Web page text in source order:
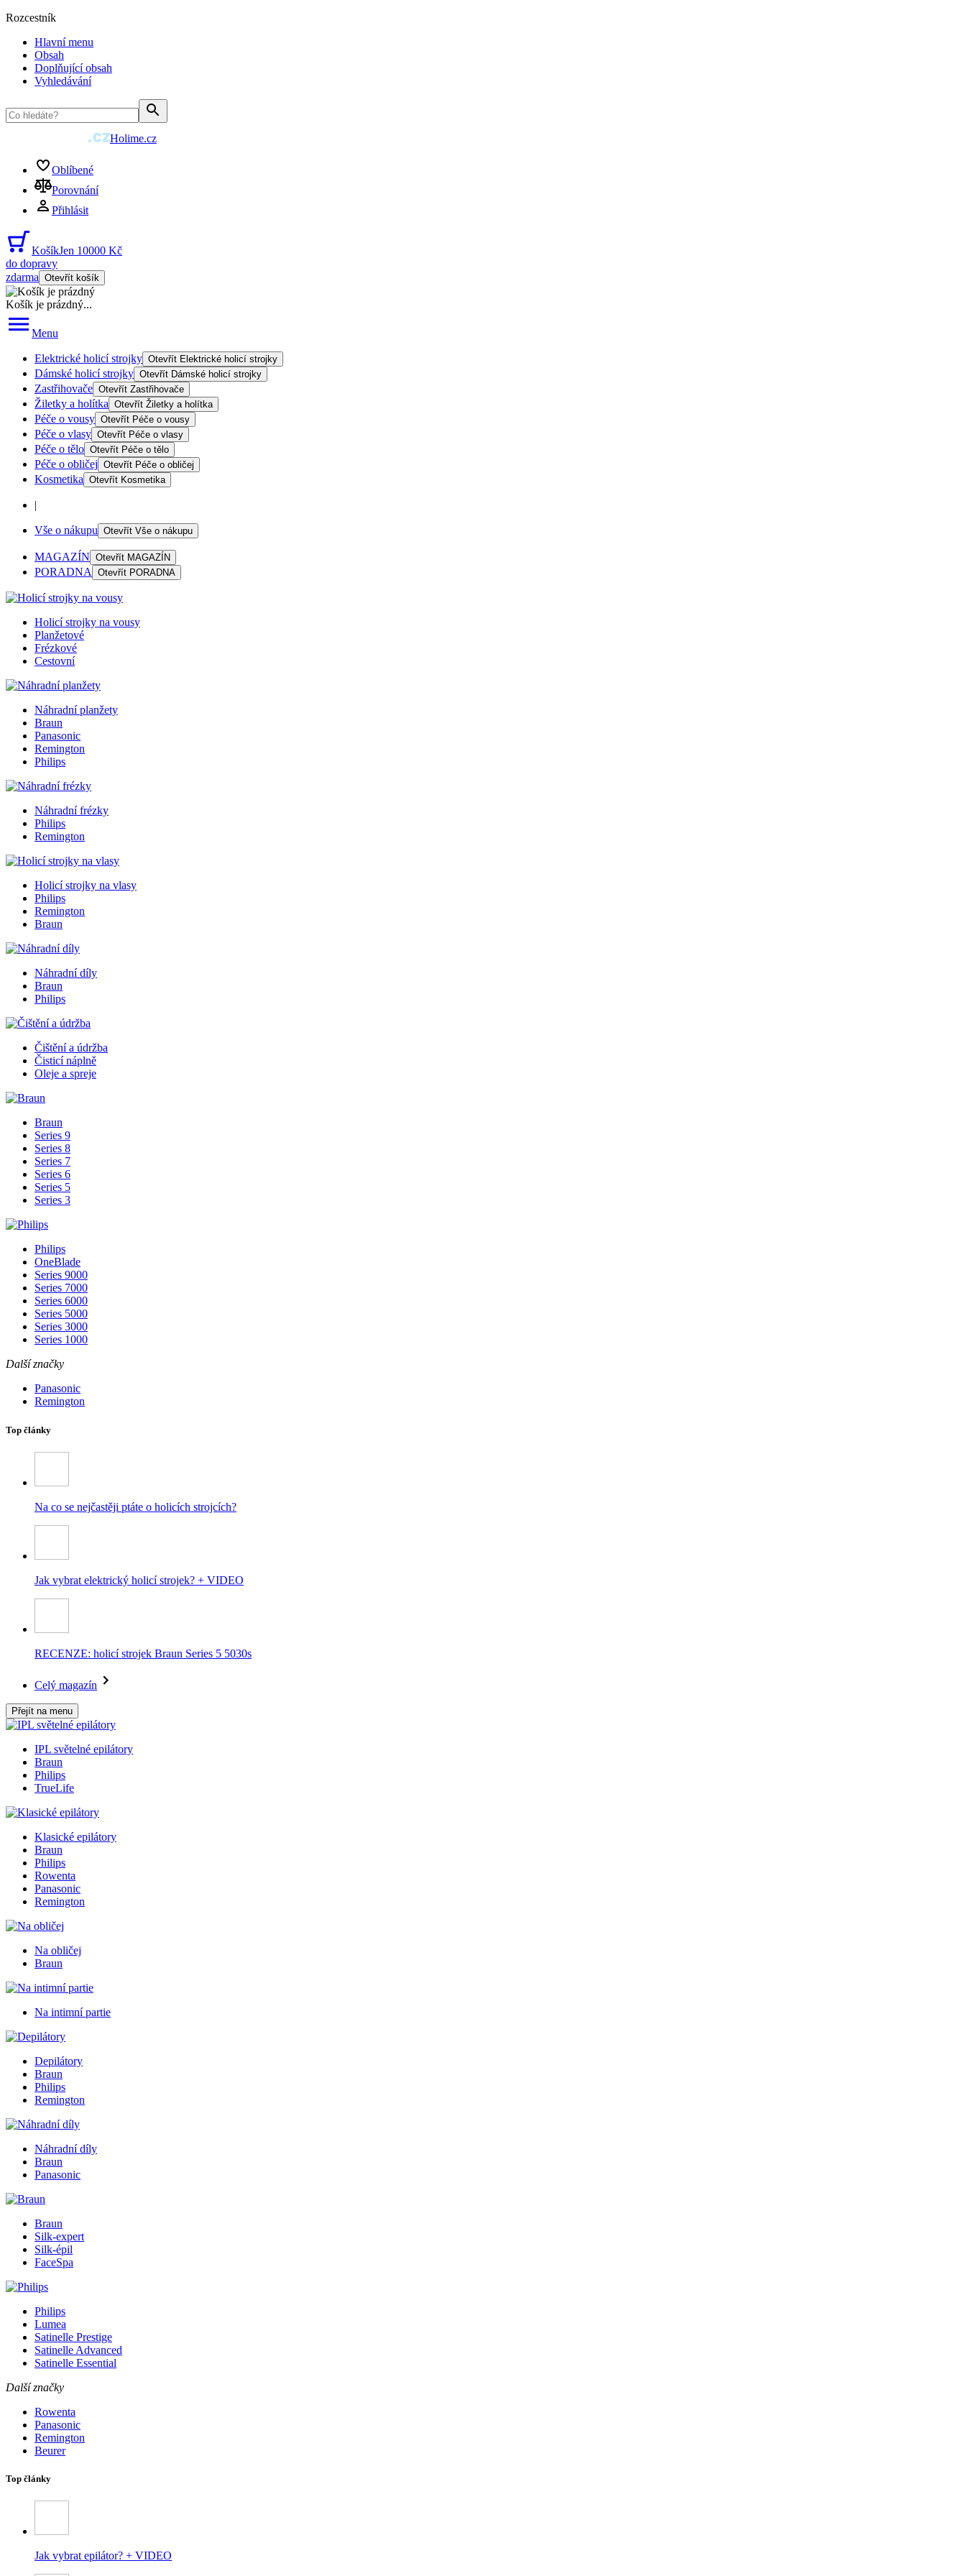
Rozcestník
Hlavní menu
Obsah
Doplňující obsah
Vyhledávání
Holime.cz
Oblíbené
Porovnání
Přihlásit
KošíkJen 10000 Kč
do dopravy
zdarma Otevřít košík
Košík je prázdný...
Menu
Elektrické holicí strojky Otevřít Elektrické holicí strojky
Dámské holicí strojky Otevřít Dámské holicí strojky
Zastřihovače Otevřít Zastřihovače
Žiletky a holítka Otevřít Žiletky a holítka
Péče o vousy Otevřít Péče o vousy
Péče o vlasy Otevřít Péče o vlasy
Péče o tělo Otevřít Péče o tělo
Péče o obličej Otevřít Péče o obličej
Kosmetika Otevřít Kosmetika
|
Vše o nákupu Otevřít Vše o nákupu
MAGAZÍN Otevřít MAGAZÍN
PORADNA Otevřít PORADNA
Holicí strojky na vousy
Planžetové
Frézkové
Cestovní
Náhradní planžety
Braun
Panasonic
Remington
Philips
Náhradní frézky
Philips
Remington
Holicí strojky na vlasy
Philips
Remington
Braun
Náhradní díly
Braun
Philips
Čištění a údržba
Čisticí náplně
Oleje a spreje
Braun
Series 9
Series 8
Series 7
Series 6
Series 5
Series 3
Philips
OneBlade
Series 9000
Series 7000
Series 6000
Series 5000
Series 3000
Series 1000
Další značky
Panasonic
Remington
Top články
Na co se nejčastěji ptáte o holicích strojcích?
Jak vybrat elektrický holicí strojek? + VIDEO
RECENZE: holicí strojek Braun Series 5 5030s
Celý magazín
Přejít na menu
IPL světelné epilátory
Braun
Philips
TrueLife
Klasické epilátory
Braun
Philips
Rowenta
Panasonic
Remington
Na obličej
Braun
Na intimní partie
Depilátory
Braun
Philips
Remington
Náhradní díly
Braun
Panasonic
Braun
Silk-expert
Silk-épil
FaceSpa
Philips
Lumea
Satinelle Prestige
Satinelle Advanced
Satinelle Essential
Další značky
Rowenta
Panasonic
Remington
Beurer
Top články
Jak vybrat epilátor? + VIDEO